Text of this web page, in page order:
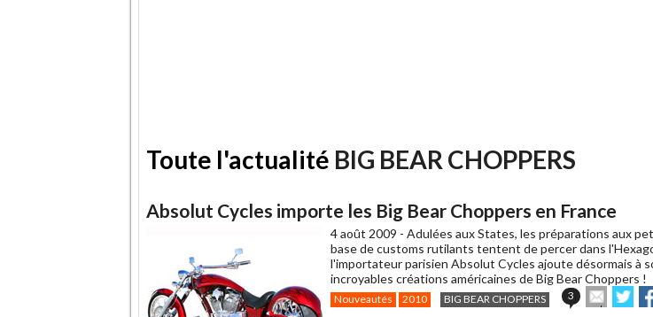
Toute l'actualité BIG BEAR CHOPPERS
Absolut Cycles importe les Big Bear Choppers en France
4 août 2009 - Adulées aux States, les préparations aux
base de customs rutilants tentent de percer dans
l'importateur parisien Absolut Cycles ajoute désormais à
incroyables créations américaines de Big Bear Choppers !
Nouveautés 2010 BIG BEAR CHOPPERS 3
Envoyer
cet sur